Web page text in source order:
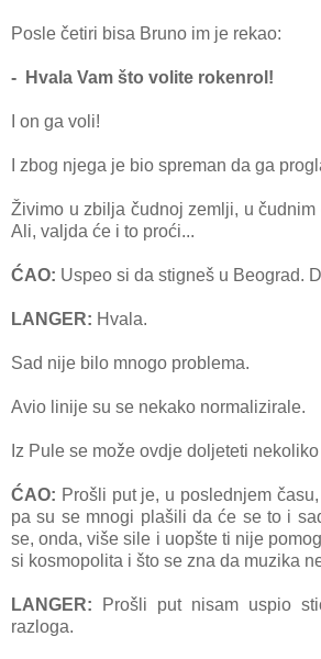
Posle četiri bisa Bruno im je rekao:
- Hvala Vam što volite rokenrol!
I on ga voli!
I zbog njega je bio spreman da ga
Živimo u zbilja čudnoj zemlji, u čudnim
Ali, valjda će i to proći...
ĆAO: Uspeo si da stigneš u Beograd.
LANGER: Hvala.
Sad nije bilo mnogo problema.
Avio linije su se nekako normalizirale.
Iz Pule se može ovdje doljeteti
ĆAO: Prošli put je, u poslednjem
pa su se mnogi plašili da će se to i
se, onda, više sile i uopšte ti nije
si kosmopolita i što se zna da muzika
LANGER: Prošli put nisam uspio
razloga.